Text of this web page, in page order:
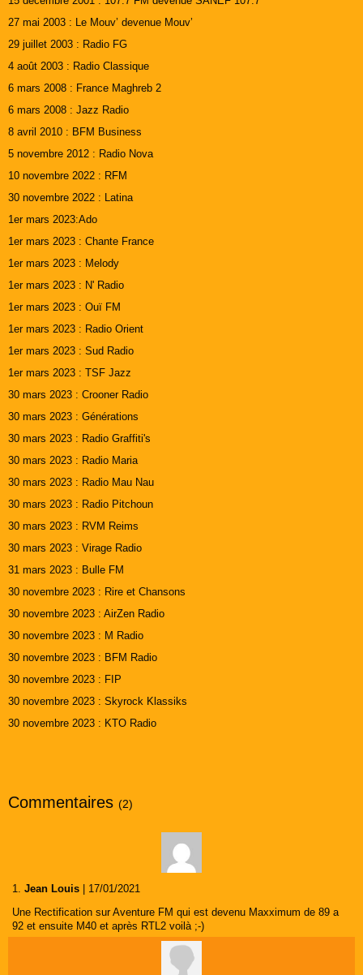
27 mai 2003 : Le Mouv’ devenue Mouv’
29 juillet 2003 : Radio FG
4 août 2003 : Radio Classique
6 mars 2008 : France Maghreb 2
6 mars 2008 : Jazz Radio
8 avril 2010 : BFM Business
5 novembre 2012 : Radio Nova
10 novembre 2022 : RFM
30 novembre 2022 : Latina
1er mars 2023:Ado
1er mars 2023 : Chante France
1er mars 2023 : Melody
1er mars 2023 : N' Radio
1er mars 2023 : Ouï FM
1er mars 2023 : Radio Orient
1er mars 2023 : Sud Radio
1er mars 2023 : TSF Jazz
30 mars 2023 : Crooner Radio
30 mars 2023 : Générations
30 mars 2023 : Radio Graffiti's
30 mars 2023 : Radio Maria
30 mars 2023 : Radio Mau Nau
30 mars 2023 : Radio Pitchoun
30 mars 2023 : RVM Reims
30 mars 2023 : Virage Radio
31 mars 2023 : Bulle FM
30 novembre 2023 : Rire et Chansons
30 novembre 2023 : AirZen Radio
30 novembre 2023 : M Radio
30 novembre 2023 : BFM Radio
30 novembre 2023 : FIP
30 novembre 2023 : Skyrock Klassiks
30 novembre 2023 : KTO Radio
Commentaires (2)
1. Jean Louis
| 17/01/2021
Une Rectification sur Aventure FM qui est devenu Maxximum de 89 a
92 et ensuite M40 et après RTL2 voilà ;-)